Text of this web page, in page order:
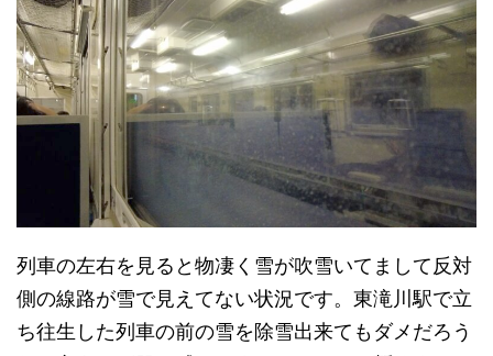
列車の左右を見ると物凄く雪が吹雪いてまして反対
側の線路が雪で見えてない状況です。東滝川駅で立
ち往生した列車の前の雪を除雪出来てもダメだろう